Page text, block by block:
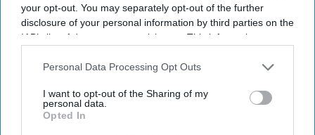
your opt-out. You may separately opt-out of the further
disclosure of your personal information by third parties on the
IAB’s list of downstream participants. This information may
Downstream Participantsthat may further disclose it to other
Personal Data Processing Opt Outs
I want to opt-out of the Sharing of my
personal data.
Opted In
By subscribing, you agree to our Terms & Conditions.
View Terms & Conditions